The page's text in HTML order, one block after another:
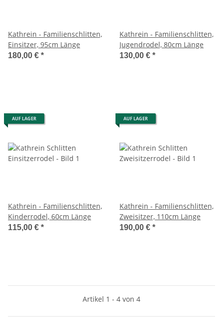
Kathrein - Familienschlitten,
Einsitzer, 95cm Länge
180,00 € *
Kathrein - Familienschlitten,
Jugendrodel, 80cm Länge
130,00 € *
AUF LAGER
Kathrein - Familienschlitten,
Kinderrodel, 60cm Länge
115,00 € *
AUF LAGER
Kathrein - Familienschlitten,
Zweisitzer, 110cm Länge
190,00 € *
Artikel 1 - 4 von 4